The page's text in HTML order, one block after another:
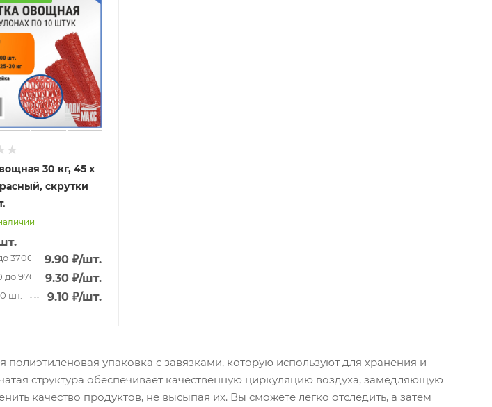
30 кг, 45 х
скрутки
37000 шт.9.90 ₽/шт.
до 97000 шт.
9.30 ₽/шт.
шт. 9.10 ₽/шт.
упаковка с завязками, которую используют для хранения и
структура обеспечивает качественную циркуляцию воздуха, замедляющую
качество продуктов, не высыпая их. Вы сможете легко отследить, а затем